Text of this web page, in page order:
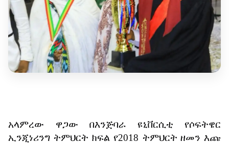
አላምረው ዋጋው በእንጅባራ ዩኒቨርሲቲ
የሶፍትዌር
ኢንጂነሪንግ ትምህርት ክፍል የ2018 ትምህርት ዘመን እጩ